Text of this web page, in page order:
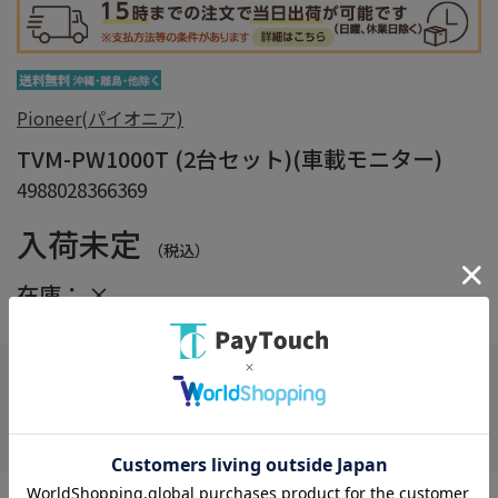
Pioneer(パイオニア)
TVM-PW1000T (2台セット)(車載モニター)
4988028366369
入荷未定 （税込）
在庫：×
在庫がありません